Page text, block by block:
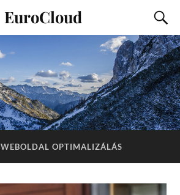
EuroCloud
WEBOLDAL OPTIMALIZÁLÁS